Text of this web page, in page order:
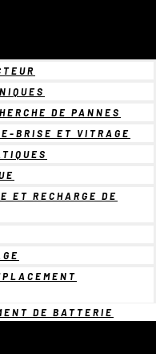
DE PANNES
BRISE ET VITRAGE
ET RECHARGE DE
DE BATTERIE